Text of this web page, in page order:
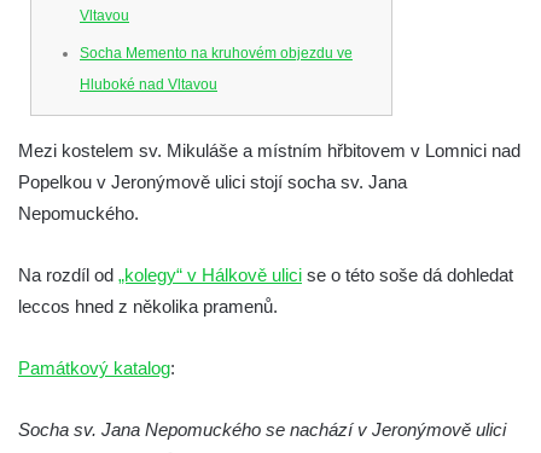
Vltavou
Socha Memento na kruhovém objezdu ve
Hluboké nad Vltavou
Socha Chalikotérium v ZOO Hluboká
Socha Smilodon v ZOO Hluboká
Socha Veledaněk v ZOO Hluboká
Socha Plejtvák obrovský v ZOO Hluboká
Socha Medvěd jeskynní v ZOO Hluboká
Socha Mamut srstnatý v ZOO Hluboká
Socha Orel v ZOO Hluboká
Mezi kostelem sv. Mikuláše a místním hřbitovem v Lomnici nad
Popelkou v Jeronýmově ulici stojí socha sv. Jana
Nepomuckého.
Na rozdíl od „kolegy“ v Hálkově ulici se o této soše dá dohledat
leccos hned z několika pramenů.
Památkový katalog:
Socha sv. Jana Nepomuckého se nachází v Jeronýmově ulici